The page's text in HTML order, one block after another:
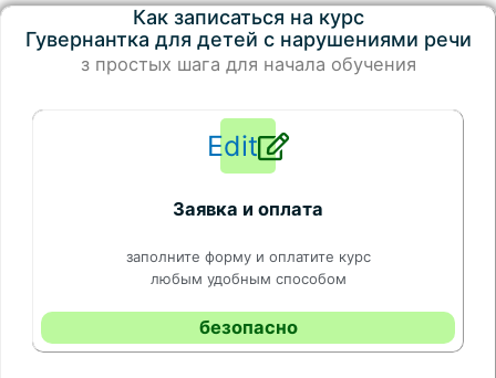
Как записаться на курс
Гувернантка для детей с нарушениями речи
з простых шага для начала обучения
Edit
Заявка и оплата
заполните форму и оплатите курс
любым удобным способом
безопасно